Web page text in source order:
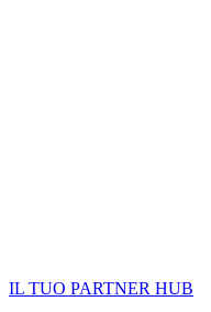
IL TUO PARTNER HUB